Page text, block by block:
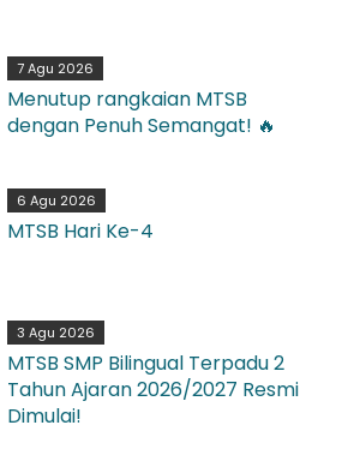
7 Agu 2026
Menutup rangkaian MTSB
dengan Penuh Semangat! 🔥
6 Agu 2026
MTSB Hari Ke-4
3 Agu 2026
MTSB SMP Bilingual Terpadu 2
Tahun Ajaran 2026/2027 Resmi
Dimulai!